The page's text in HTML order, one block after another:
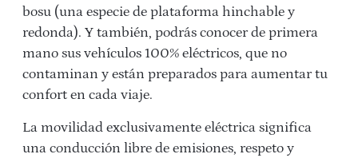
bosu (una especie de plataforma hinchable y
redonda). Y también, podrás conocer de primera
mano sus vehículos 100% eléctricos, que no
contaminan y están preparados para aumentar tu
confort en cada viaje.
La movilidad exclusivamente eléctrica significa
una conducción libre de emisiones, respeto y